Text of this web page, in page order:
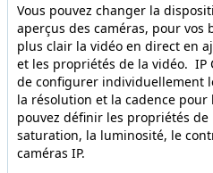
Vous pouvez changer la
aperçus des caméras, pour
plus clair la vidéo en direct en
et les propriétés de la vidéo. IP
de configurer individuellement
la résolution et la cadence pour
pouvez définir les propriétés
saturation, la luminosité, le
caméras IP.